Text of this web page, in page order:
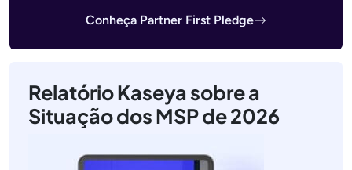
Conheça Partner First Pledge
Relatório Kaseya sobre a
Situação dos MSP de 2026